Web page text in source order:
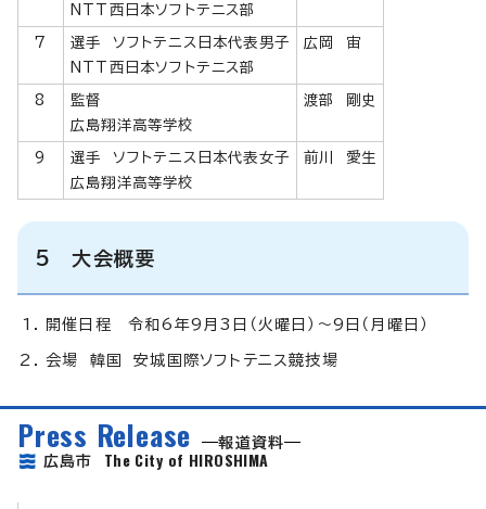
NTT西日本ソフトテニス部
7
選手 ソフトテニス日本代表男子
NTT西日本ソフトテニス部
広岡 宙
8
監督
広島翔洋高等学校
渡部 剛史
9
選手 ソフトテニス日本代表女子
広島翔洋高等学校
前川 愛生
5 大会概要
開催日程 令和6年9月3日（火曜日）～9日（月曜日）
会場 韓国 安城国際ソフトテニス競技場
Press Release
報道資料
広島市 The City of HIROSHIMA